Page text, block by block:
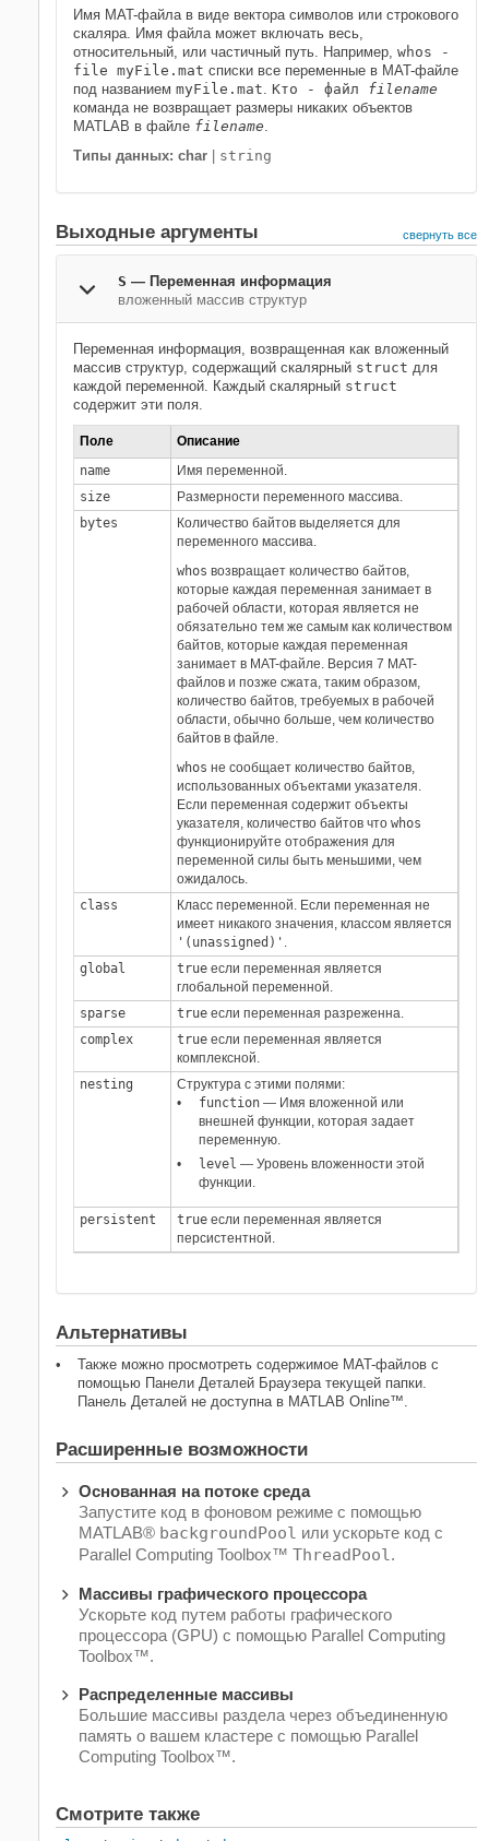
Имя MAT-файла в виде вектора символов или строкового
скаляра. Имя файла может включать весь,
относительный, или частичный путь. Например, whos -
file myFile.mat списки все переменные в MAT-файле
под названием myFile.mat. Кто - файл filename
команда не возвращает размеры никаких объектов
MATLAB в файле filename.
Типы данных: char
string
Выходные аргументы свернуть все
S — Переменная информация
вложенный массив структур
Переменная информация, возвращенная как вложенный
массив структур, содержащий скалярный struct для
каждой переменной. Каждый скалярный struct
содержит эти поля.
Поле
Описание
name
Имя переменной.
size
Размерности переменного массива.
bytes
Количество байтов выделяется для
переменного массива.
whos возвращает количество байтов,
которые каждая переменная занимает в
рабочей области, которая является не
обязательно тем же самым как количеством
байтов, которые каждая переменная
занимает в MAT-файле. Версия 7 MAT-
файлов и позже сжата, таким образом,
количество байтов, требуемых в рабочей
области, обычно больше, чем количество
байтов в файле.
whos не сообщает количество байтов,
использованных объектами указателя.
Если переменная содержит объекты
указателя, количество байтов что whos
функционируйте отображения для
переменной силы быть меньшими, чем
ожидалось.
class
Класс переменной. Если переменная не
имеет никакого значения, классом является
'(unassigned)' .
global
true если переменная является
глобальной переменной.
sparse
true если переменная разреженна.
complex
true если переменная является
комплексной.
nesting
Структура с этими полями:
function — Имя вложенной или
внешней функции, которая задает
переменную.
level — Уровень вложенности этой
функции.
persistent true если переменная является
персистентной.
Альтернативы
Также можно просмотреть содержимое MAT-файлов с
помощью Панели Деталей Браузера текущей папки.
Панель Деталей не доступна в MATLAB Online™.
Расширенные возможности
Основанная на потоке среда
Запустите код в фоновом режиме с помощью
MATLAB® backgroundPool или ускорьте код с
Parallel Computing Toolbox™ ThreadPool.
Массивы графического процессора
Ускорьте код путем работы графического
процессора (GPU) с помощью Parallel Computing
Toolbox™.
Распределенные массивы
Большие массивы раздела через объединенную
память о вашем кластере с помощью Parallel
Computing Toolbox™.
Смотрите также